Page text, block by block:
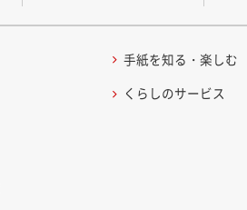
手紙を知る・楽しむ
くらしのサービス